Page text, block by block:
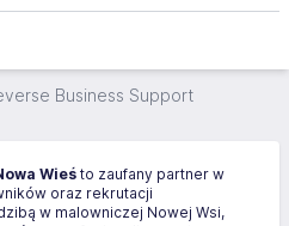
Business Support
Wieśto zaufany partner w
oraz rekrutacji
w malowniczej Nowej Wsi,